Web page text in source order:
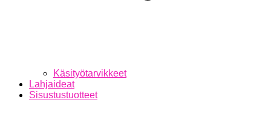
Käsityötarvikkeet
Lahjaideat
Sisustustuotteet